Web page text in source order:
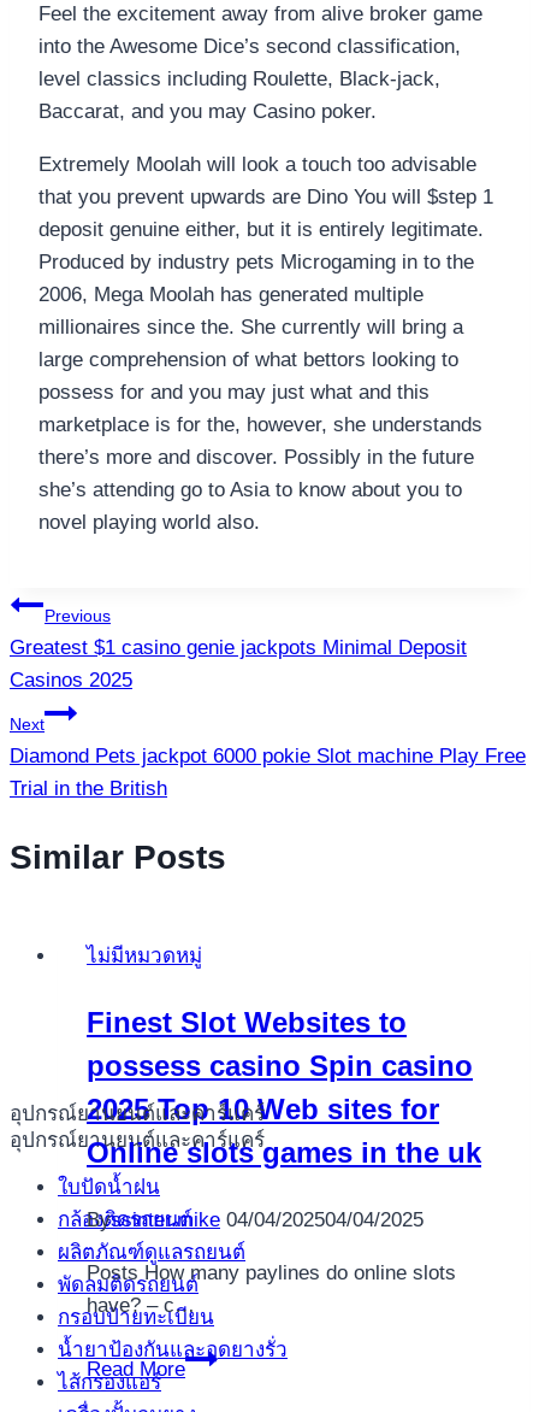
อุปกรณ์ยานยนต์และคาร์แคร์
อุปกรณ์ยานยนต์และคาร์แคร์
ใบปัดน้ำฝน
กล้องติดรถยนต์
ผลิตภัณฑ์ดูแลรถยนต์
พัดลมติดรถยนต์
กรอบป้ายทะเบียน
น้ำยาป้องกันและอุดยางรั่ว
ไส้กรองแอร์
Feel the excitement away from alive broker game
into the Awesome Dice’s second classification,
level classics including Roulette, Black-jack,
Baccarat, and you may Casino poker.
Extremely Moolah will look a touch too advisable
that you prevent upwards are Dino You will $step 1
deposit genuine either, but it is entirely legitimate.
Produced by industry pets Microgaming in to the
2006, Mega Moolah has generated multiple
millionaires since the. She currently will bring a
large comprehension of what bettors looking to
possess for and you may just what and this
marketplace is for the, however, she understands
there’s more and discover. Possibly in the future
she’s attending go to Asia to know about you to
novel playing world also.
แนะแนว
เรื่อง
Previous
Greatest $1 casino genie jackpots Minimal Deposit
Casinos 2025
Next
Diamond Pets jackpot 6000 pokie Slot machine Play Free
Trial in the British
Similar Posts
ไม่มีหมวดหมู่
Finest Slot Websites to
possess casino Spin casino
2025 Top 10 Web sites for
Online slots games in the uk
Byssinter.mike 04/04/202504/04/2025
Posts How many paylines do online slots
have? – c…
Read More
Finest